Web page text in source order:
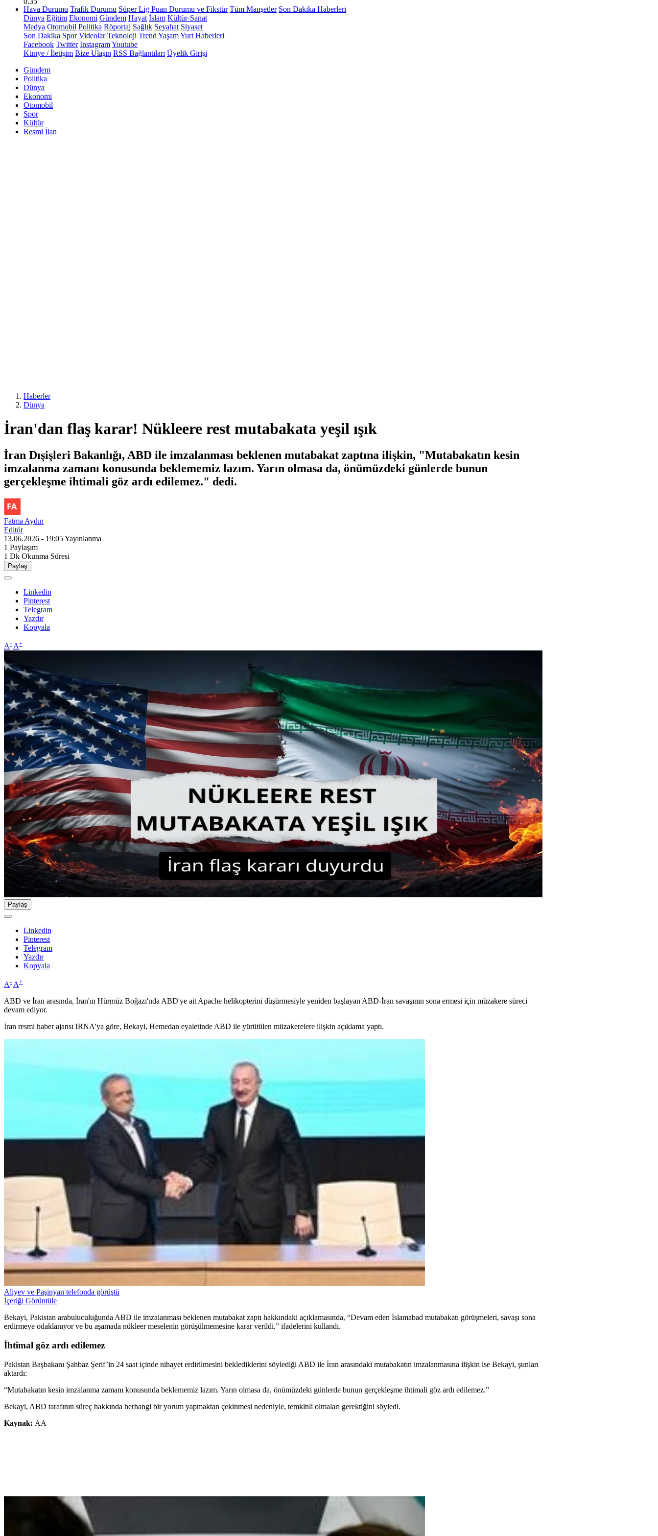
Hava Durumu Trafik Durumu Süper Lig Puan Durumu ve Fikstür Tüm Manşetler Son Dakika Haberleri
Dünya Eğitim Ekonomi Gündem Hayat İslam Kültür-Sanat
Medya Otomobil Politika Röportaj Sağlık Seyahat Siyaset
Son Dakika Spor Videolar Teknoloji Trend YaşamYurt Haberleri
Facebook Twitter InstagramYoutube
Künye / İletişim Bize Ulaşın RSS Bağlantıları Üyelik Girişi
Gündem
Politika
Dünya
Ekonomi
Otomobil
Spor
Kültür
Resmi İlan
Haberler
Dünya
İran'dan flaş karar! Nükleere rest mutabakata yeşil ışık
İran Dışişleri Bakanlığı, ABD ile imzalanması beklenen mutabakat zaptına ilişkin, "Mutabakatın kesin
imzalanma zamanı konusunda beklememiz lazım. Yarın olmasa da, önümüzdeki günlerde bunun
gerçekleşme ihtimali göz ardı edilemez." dedi.
Fatma Aydın
Editör
13.06.2026 - 19:05Yayınlanma
1 Paylaşım
1 Dk Okunma Süresi
Paylaş
Linkedin
Pinterest
Telegram
Yazdır
Kopyala
A- A+
Paylaş
Linkedin
Pinterest
Telegram
Yazdır
Kopyala
A- A+
ABD ve İran arasında, İran'ın Hürmüz Boğazı'nda ABD'ye ait Apache helikopterini düşürmesiyle yeniden başlayan ABD-İran savaşının sona ermesi için müzakere süreci
devam ediyor.
İran resmi haber ajansı IRNA’ya göre, Bekayi, Hemedan eyaletinde ABD ile yürütülen müzakerelere ilişkin açıklama yaptı.
Aliyev ve Paşinyan telefonda görüştü
İçeriği Görüntüle
Bekayi, Pakistan arabuluculuğunda ABD ile imzalanması beklenen mutabakat zaptı hakkındaki açıklamasında, “Devam eden İslamabad mutabakatı görüşmeleri, savaşı sona
erdirmeye odaklanıyor ve bu aşamada nükleer meselenin görüşülmemesine karar verildi.” ifadelerini kullandı.
İhtimal göz ardı edilemez
Pakistan Başbakanı Şahbaz Şerif’in 24 saat içinde nihayet erdirilmesini beklediklerini söylediği ABD ile İran arasındaki mutabakatın imzalanmasına ilişkin ise Bekayi, şunları
aktardı:
“Mutabakatın kesin imzalanma zamanı konusunda beklememiz lazım. Yarın olmasa da, önümüzdeki günlerde bunun gerçekleşme ihtimali göz ardı edilemez.”
Bekayi, ABD tarafının süreç hakkında herhangi bir yorum yapmaktan çekinmesi nedeniyle, temkinli olmaları gerektiğini söyledi.
Kaynak: AA